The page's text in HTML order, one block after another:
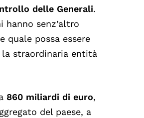
delle Generali.
hanno senz’altro
quale possa essere
la straordinaria entità
860 miliardi di euro,
del paese, a